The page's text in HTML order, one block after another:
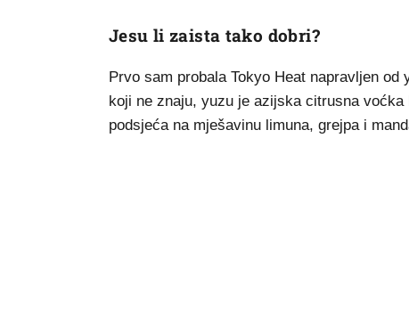
Jesu li zaista tako dobri?
Prvo sam probala Tokyo Heat napravljen
koji ne znaju, yuzu je azijska citrusna
podsjeća na mješavinu limuna, grejpa i